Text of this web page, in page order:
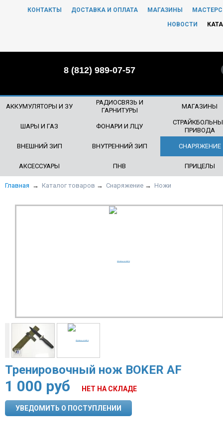
КОНТАКТЫ ДОСТАВКА И ОПЛАТА МАГАЗИНЫ
НОВОСТИ
8 (812) 989-07-57
АККУМУЛЯТОРЫ И ЗУ
РАДИОСВЯЗЬ И
ГАРНИТУРЫ
МАГАЗИНЫ
ШАРЫ И ГАЗ ФОНАРИ И ЛЦУ
ПРИВОДА
ВНЕШНИЙ ЗИП ВНУТРЕННИЙ ЗИП СНАРЯЖЕНИЕ
АКСЕССУАРЫ ПНВ ПРИЦЕЛЫ
Главная → Каталог товаров → Снаряжение→ Ножи
Тренировочный нож BOKER AF
1 000 руб НЕТ НА СКЛАДЕ
УВЕДОМИТЬ О ПОСТУПЛЕНИИ
ЧТО БУДЕМ ИСКАТЬ?